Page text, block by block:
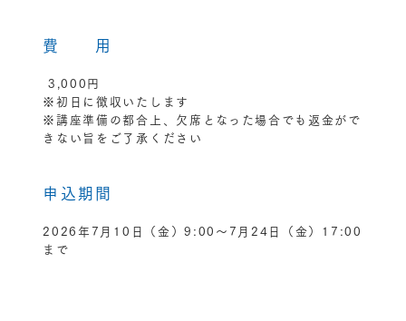
費 用
3,000円
※初日に徴収いたします
※講座準備の都合上、欠席となった場合でも返金がで
きない旨をご了承ください
申込期間
2026年7月10日（金）9:00～7月24日（金）17:00
まで